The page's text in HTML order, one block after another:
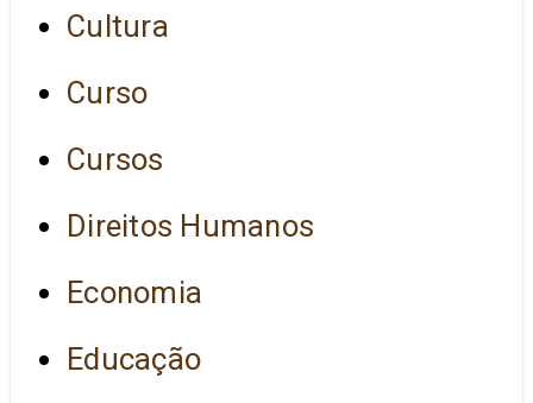
Cultura
Curso
Cursos
Direitos Humanos
Economia
Educação